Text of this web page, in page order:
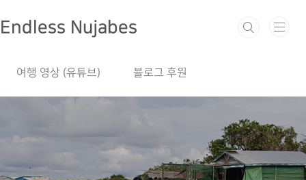
Endless Nujabes
여행 영상 (유튜브) 블로그 후원